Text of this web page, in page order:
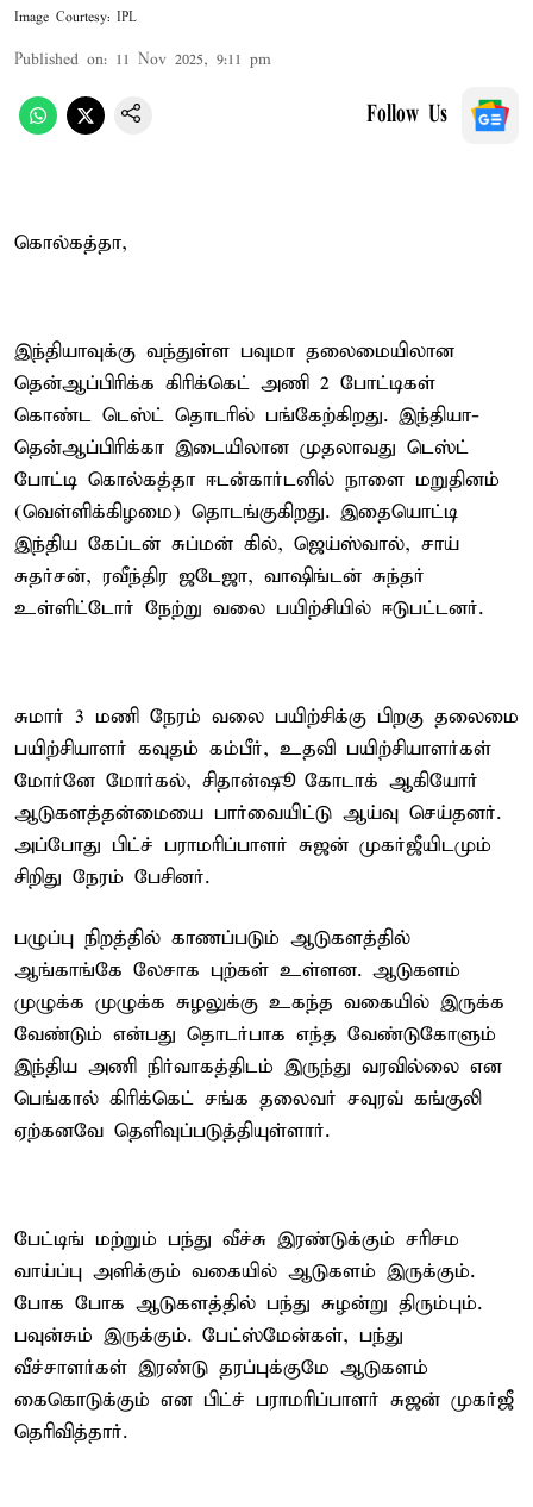
Image Courtesy: IPL
Published on: 11 Nov 2025, 9:11 pm
Follow Us
கொல்கத்தா,
இந்தியாவுக்கு வந்துள்ள பவுமா தலைமையிலான
தென்ஆப்பிரிக்க கிரிக்கெட் அணி 2 போட்டிகள்
கொண்ட டெஸ்ட் தொடரில் பங்கேற்கிறது. இந்தியா-
தென்ஆப்பிரிக்கா இடையிலான முதலாவது டெஸ்ட்
போட்டி கொல்கத்தா ஈடன்கார்டனில் நாளை மறுதினம்
(வெள்ளிக்கிழமை) தொடங்குகிறது. இதையொட்டி
இந்திய கேப்டன் சுப்மன் கில், ஜெய்ஸ்வால், சாய்
சுதர்சன், ரவீந்திர ஜடேஜா, வாஷிங்டன் சுந்தர்
உள்ளிட்டோர் நேற்று வலை பயிற்சியில் ஈடுபட்டனர்.
சுமார் 3 மணி நேரம் வலை பயிற்சிக்கு பிறகு தலைமை
பயிற்சியாளர் கவுதம் கம்பீர், உதவி பயிற்சியாளர்கள்
மோர்னே மோர்கல், சிதான்ஷூ கோடாக் ஆகியோர்
ஆடுகளத்தன்மையை பார்வையிட்டு ஆய்வு செய்தனர்.
அப்போது பிட்ச் பராமரிப்பாளர் சுஜன் முகர்ஜீயிடமும்
சிறிது நேரம் பேசினர்.
பழுப்பு நிறத்தில் காணப்படும் ஆடுகளத்தில்
ஆங்காங்கே லேசாக புற்கள் உள்ளன. ஆடுகளம்
முழுக்க முழுக்க சுழலுக்கு உகந்த வகையில் இருக்க
வேண்டும் என்பது தொடர்பாக எந்த வேண்டுகோளும்
இந்திய அணி நிர்வாகத்திடம் இருந்து வரவில்லை என
பெங்கால் கிரிக்கெட் சங்க தலைவர் சவுரவ் கங்குலி
ஏற்கனவே தெளிவுப்படுத்தியுள்ளார்.
பேட்டிங் மற்றும் பந்து வீச்சு இரண்டுக்கும் சரிசம
வாய்ப்பு அளிக்கும் வகையில் ஆடுகளம் இருக்கும்.
போக போக ஆடுகளத்தில் பந்து சுழன்று திரும்பும்.
பவுன்சும் இருக்கும். பேட்ஸ்மேன்கள், பந்து
வீச்சாளர்கள் இரண்டு தரப்புக்குமே ஆடுகளம்
கைகொடுக்கும் என பிட்ச் பராமரிப்பாளர் சுஜன் முகர்ஜீ
தெரிவித்தார்.